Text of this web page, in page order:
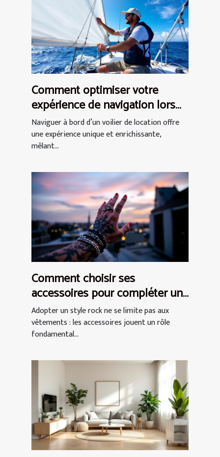
Comment optimiser votre
expérience de navigation lors
d'une location de voilier ?
Naviguer à bord d’un voilier de location offre
une expérience unique et enrichissante,
mêlant...
Comment choisir ses
accessoires pour compléter un
style rock ?
Adopter un style rock ne se limite pas aux
vêtements : les accessoires jouent un rôle
fondamental...